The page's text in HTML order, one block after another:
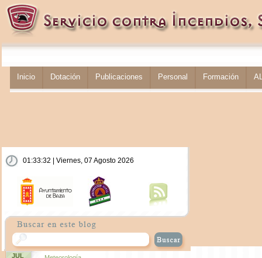
Inicio Dotación Publicaciones Personal Formación
01:33:32 | Viernes, 07 Agosto 2026
JUL